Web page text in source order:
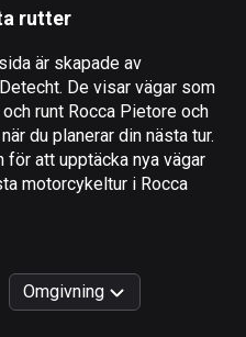
rutter
är skapade av
De visar vägar som
runt Rocca Pietore och
du planerar din nästa tur.
för att upptäcka nya vägar
motorcykeltur i Rocca
Omgivning